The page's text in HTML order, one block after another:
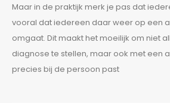
Maar in de praktijk merk je pas dat
vooral dat iedereen daar weer op een
omgaat. Dit maakt het moeilijk om niet
diagnose te stellen, maar ook met een
precies bij de persoon past